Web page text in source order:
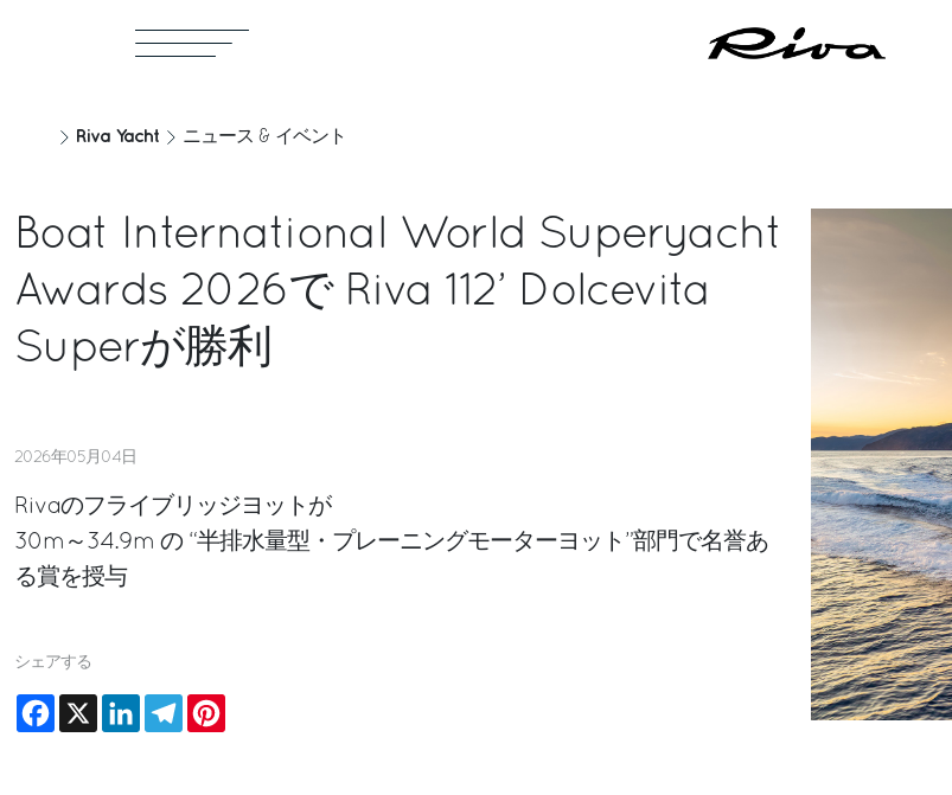
Riva Yacht ニュース & イベント
Boat International World Superyacht
Awards 2026で Riva 112’ Dolcevita
Superが勝利
2026年05月04日
Rivaのフライブリッジヨットが
30m～34.9m の “半排水量型・プレーニングモーターヨット”部門で名誉あ
る賞を授与
シェアする
Facebook
X LinkedInTelegram